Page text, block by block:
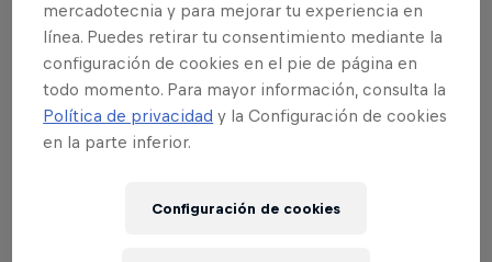
LIVE STREAMING
Podrás seguirlo enRed Bull TV.
mercadotecnia y para mejorar tu experiencia en
línea. Puedes retirar tu consentimiento mediante la
configuración de cookies en el pie de página en
todo momento. Para mayor información, consulta la
Política de privacidad y la Configuración de cookies
en la parte inferior.
Configuración de cookies